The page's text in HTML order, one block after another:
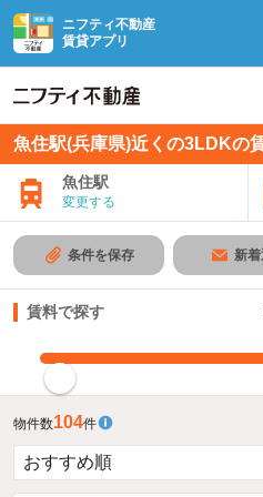
ニフティ不動産
賃貸アプリ
魚住駅(兵庫県)近くの3LDKの
魚住駅
変更する
条件を保存 新
賃料で探す
物件数104件